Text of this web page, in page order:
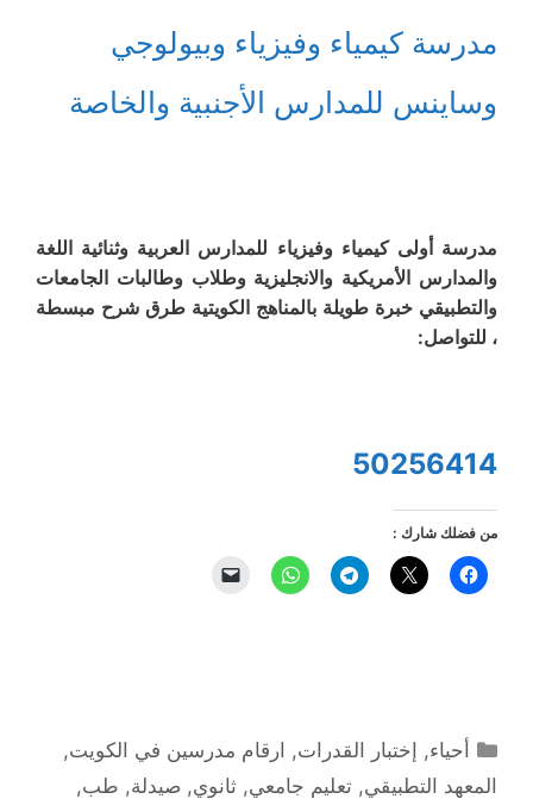
مدرسة كيمياء وفيزياء وبيولوجي
وساينس للمدارس الأجنبية والخاصة
مدرسة أولى كيمياء وفيزياء للمدارس العربية وثنائية اللغة
والمدارس الأمريكية والانجليزية وطلاب وطالبات الجامعات
والتطبيقي خبرة طويلة بالمناهج الكويتية طرق شرح مبسطة
، للتواصل:
50256414
من فضلك شارك :
التصنيفات
أحياء, إختبار القدرات, ارقام مدرسين في الكويت,
المعهد التطبيقي, تعليم جامعي, ثانوي, صيدلة, طب,